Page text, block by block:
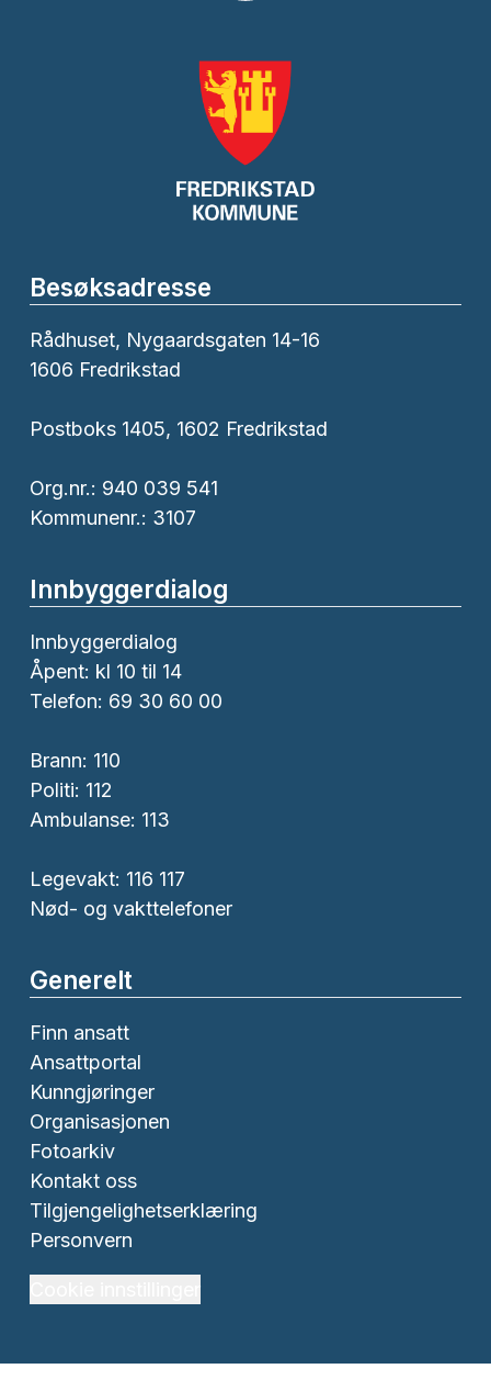
Besøksadresse
Rådhuset, Nygaardsgaten 14-16
1606 Fredrikstad
Postboks 1405, 1602 Fredrikstad
Org.nr.: 940 039 541
Kommunenr.: 3107
Innbyggerdialog
Innbyggerdialog
Åpent: kl 10 til 14
Telefon: 69 30 60 00
Brann: 110
Politi: 112
Ambulanse: 113
Legevakt: 116 117
Nød- og vakttelefoner
Generelt
Finn ansatt
Ansattportal
Kunngjøringer
Organisasjonen
Fotoarkiv
Kontakt oss
Tilgjengelighetserklæring
Personvern